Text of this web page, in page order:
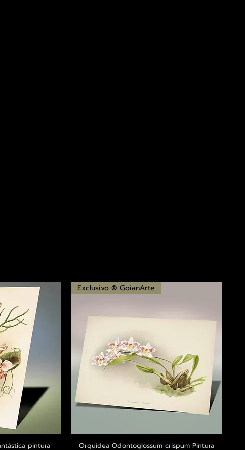
pintura
Visualização rápida
Exclusivo ® GoianArte
Orquídea Odontoglossum crispum Pintura